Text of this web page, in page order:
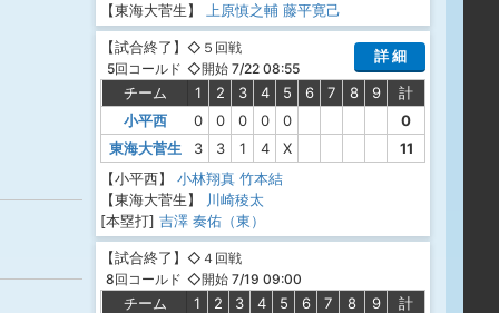
【東海大菅生】
上原慎之輔 藤平寛己
【試合終了】
5回コールド
◇５回戦
◇開始 7/22 08:55
詳 細
チーム 1 2 3 4 5 6 7 8 9
計
小平西
0 0 0 0 0
0
東海大菅生
3 3 1 4 X
11
【小平西】
小林翔真 竹本結
【東海大菅生】
川崎稜太
[本塁打] 吉澤 奏佑（東）
【試合終了】
8回コールド
◇４回戦
◇開始 7/19 09:00
チーム 1 2 3 4 5 6 7 8 9
計